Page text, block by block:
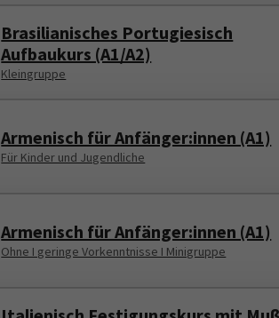
Brasilianisches Portugiesisch
Aufbaukurs (A1/A2)
Kleingruppe
Armenisch für Anfänger:innen (A1)
Für Kinder und Jugendliche
Armenisch für Anfänger:innen (A1)
Ohne I geringe Vorkenntnisse I Minigruppe